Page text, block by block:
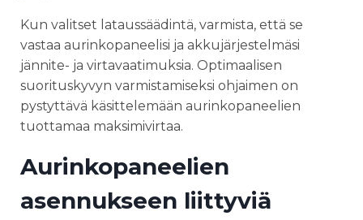
Kun valitset lataussäädintä, varmista, että se
vastaa aurinkopaneelisi ja akkujärjestelmäsi
jännite- ja virtavaatimuksia. Optimaalisen
suorituskyvyn varmistamiseksi ohjaimen on
pystyttävä käsittelemään aurinkopaneelien
tuottamaa maksimivirtaa.
Aurinkopaneelien
asennukseen liittyviä